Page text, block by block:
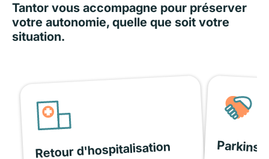
Tantor vous accompagne pour préserver
votre autonomie, quelle que soit votre
situation.
Retour d'hospitalisation